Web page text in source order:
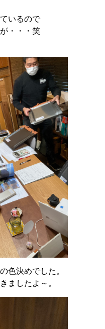
いるので
・・・笑
色決めでした。
ましたよ～。